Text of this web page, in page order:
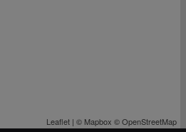
Leaflet | © Mapbox ©OpenStreetMap